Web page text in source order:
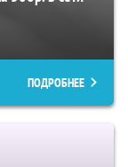
ПОДРОБНЕЕ